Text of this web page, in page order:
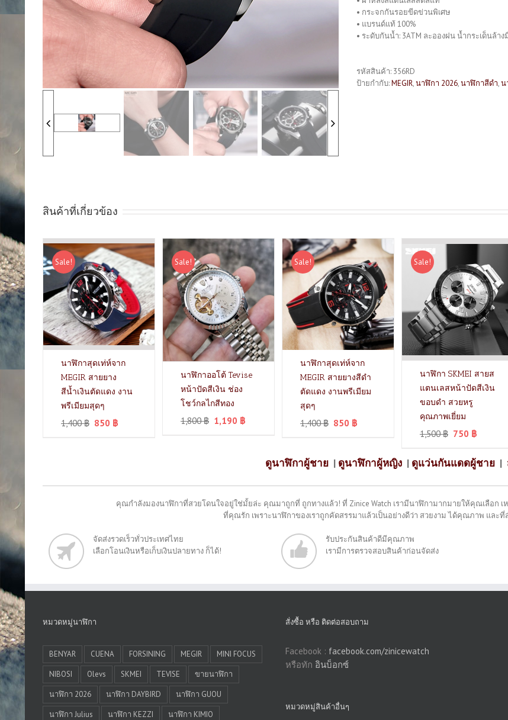
• กระจกกันรอยขีดข่วนพิเศษ
• แบรนด์แท้ 100%
• ระดับกันน้ำ: 3ATM ละอองฝน น้ำกระเด็นล้า
รหัสสินค้า: 356RD
ป้ายกำกับ:MEGIR,นาฬิกา 2026,นาฬิกาสีดำ,น
สินค้าที่เกี่ยวข้อง
Sale!
นาฬิกาสุดเท่ห์จาก
MEGIR สายยาง
สีน้ำเงินตัดแดง งาน
พรีเมียมสุดๆ
1,400฿ 850 ฿
Sale!
นาฬิกาออโต้ Tevise
หน้าปัดสีเงิน ช่อง
โชว์กลไกสีทอง
1,800฿ 1,190 ฿
Sale!
นาฬิกาสุดเท่ห์จาก
MEGIR สายยางสีดำ
ตัดแดง งานพรีเมียม
สุดๆ
1,400฿ 850 ฿
Sale!
นาฬิกา SKMEI สายส
แตนเลสหน้าปัดสีเงิน
ขอบดำ สวยหรู
คุณภาพเยี่ยม
1,500฿ 750 ฿
ดูนาฬิกาผู้ชาย | ดูนาฬิกาผู้หญิง | ดูแว่นกันแดดผู้ชาย |
คุณกำลังมองนาฬิกาที่สวยโดนใจอยู่ใช่มั้ยล่ะ คุณมาถูกที่ ถูกทางแล้ว! ที่ Zinice Watch เรามีนาฬิกามากมายให้คุณเลือก
ที่คุณรัก เพราะนาฬิกาของเราถูกคัดสรรมาแล้วเป็นอย่างดีว่า สวยงาม ได้คุณภาพ และ
จัดส่งรวดเร็วทั่วประเทศไทย
เลือกโอนเงินหรือเก็บเงินปลายทาง ก็ได้!
รับประกันสินค้าดีมีคุณภาพ
เรามีการตรวจสอบสินค้าก่อนจัดส่ง
หมวดหมู่นาฬิกา
BENYAR CUENA FORSINING MEGIR
MINI FOCUS
NIBOSI
Olevs SKMEI TEVISE
ขายนาฬิกา
นาฬิกา 2026
นาฬิกา DAYBIRD
นาฬิกา GUOU
นาฬิกา Julius
นาฬิกา KEZZI นาฬิกา KIMIO
สั่งซื้อ หรือ ติดต่อสอบถาม
Facebook : facebook.com/zinicewatch
หรือทัก อินบ็อกซ์
หมวดหมู่สินค้าอื่นๆ